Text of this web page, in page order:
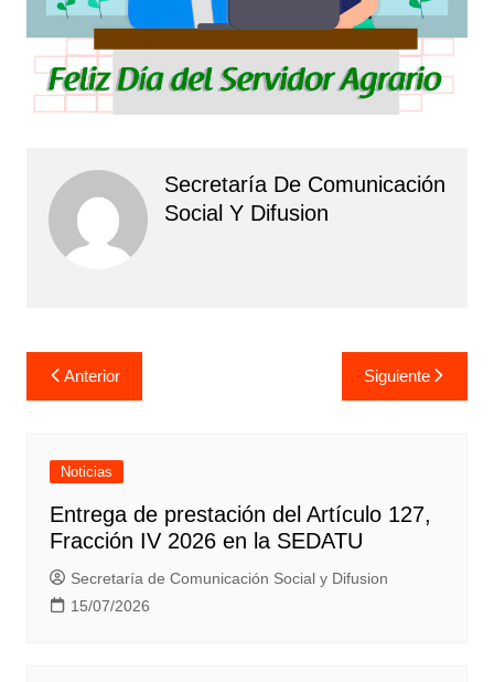
Secretaría De Comunicación
Social Y Difusion
Navegación
de
Anterior Siguiente
Noticias
Entrega de prestación del Artículo 127,
Fracción IV 2026 en la SEDATU
Secretaría de Comunicación Social y Difusion
15/07/2026